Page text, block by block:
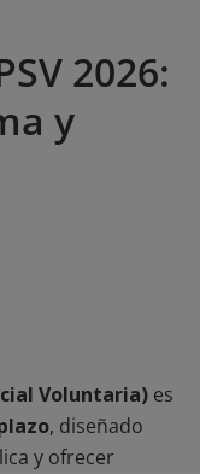
2026:
y
Voluntaria) es
, diseñado
y ofrecer